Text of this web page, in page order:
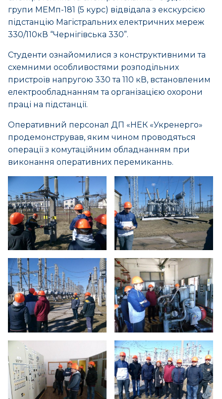
групи МЕМп-181 (5 курс) відвідала з екскурсією
підстанцію Магістральних електричних мереж
330/110кВ “Чернігівська 330”.
Студенти ознайомилися з конструктивними та
схемними особливостями розподільних
пристроїв напругою 330 та 110 кВ, встановленим
електрообладнанням та організацією охорони
праці на підстанції.
Оперативний персонал ДП «НЕК «Укренерго»
продемонстрував, яким чином проводяться
операції з комутаційним обладнанням при
виконання оперативних перемиканнь.